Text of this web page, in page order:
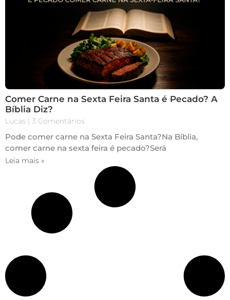
Comer Carne na Sexta Feira Santa é Pecado? A
Bíblia Diz?
Lucas 3 Comentários
Pode comer carne na Sexta Feira Santa?Na Bíblia,
comer carne na sexta feira é pecado?Será
Leia mais »